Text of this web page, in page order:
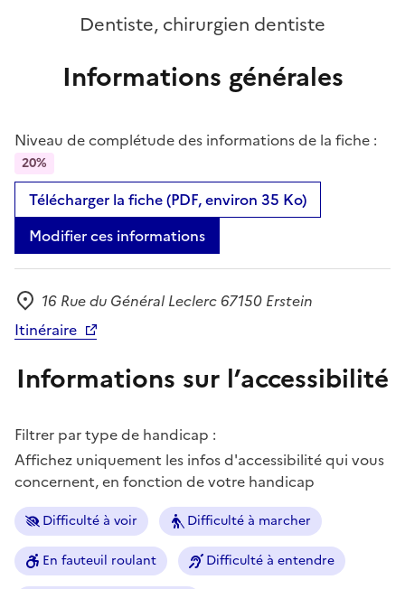
Dentiste, chirurgien dentiste
Informations générales
Niveau de complétude des informations de la fiche :
20%
Télécharger la fiche (PDF, environ 35 Ko)
Modifier ces informations
Adresse
16 Rue du Général Leclerc 67150 Erstein
Itinéraire
Informations sur l’accessibilité
Filtrer par type de handicap :
Affichez uniquement les infos d'accessibilité qui vous
concernent, en fonction de votre handicap
Difficulté à voir Difficulté à marcher
En fauteuil roulant Difficulté à entendre